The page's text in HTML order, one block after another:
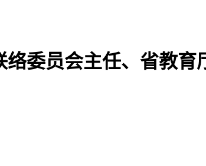
络委员会主任、省教